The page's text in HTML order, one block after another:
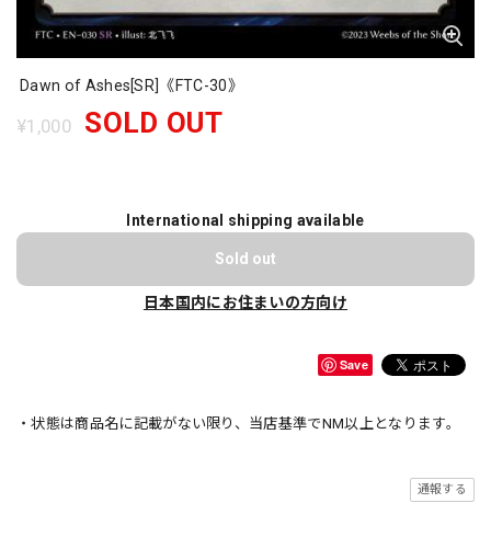
Dawn of Ashes[SR]《FTC-30》
¥1,000 SOLD OUT
International shipping available
Sold out
日本国内にお住まいの方向け
Save
・状態は商品名に記載がない限り、当店基準でNM以上となります。
通報する